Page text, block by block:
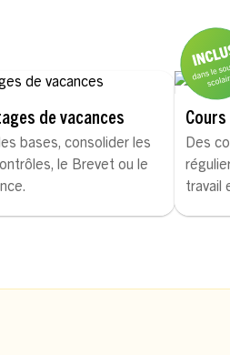
de vacances
bases, consolider les
le Brevet ou le
Des
travail